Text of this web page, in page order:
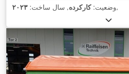
وضعیت:کارکرده, سال ساخت: ۲۰۲۳ ,